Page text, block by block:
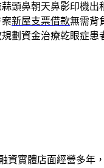
頭鼻朝天鼻影印機出
案新屋支票借款無需背
劃資金治療乾眼症患
資實體店面經營多年